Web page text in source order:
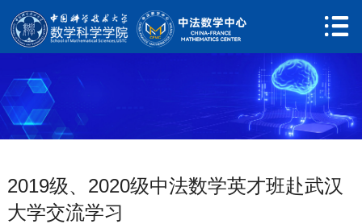
网站首页
中心简介
人员队伍

2019级、2020级中法数学英才班赴武汉
大学交流学习